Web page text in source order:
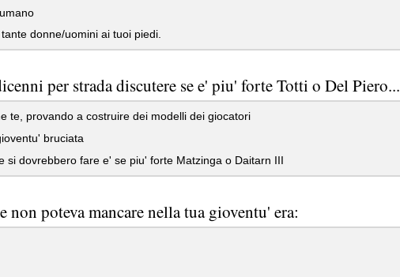
donne/uomini ai tuoi piedi.
per strada discutere se e' piu' forte Totti o Del Piero...
te, provando a costruire dei modelli dei giocatori
bruciata
si dovrebbero fare e' se piu' forte Matzinga o Daitarn III
non poteva mancare nella tua gioventu' era: